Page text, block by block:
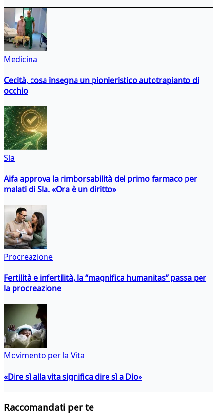
Medicina
Cecità, cosa insegna un pionieristico autotrapianto di
occhio
Sla
Aifa approva la rimborsabilità del primo farmaco per
malati di Sla. «Ora è un diritto»
Procreazione
Fertilità e infertilità, la “magnifica humanitas” passa per
la procreazione
Movimento per la Vita
«Dire sì alla vita significa dire sì a Dio»
Raccomandati per te